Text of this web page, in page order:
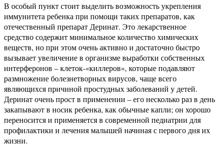
В особый пункт стоит выделить возможность укрепления
иммунитета ребенка при помощи таких препаратов, как
отечественный препарат Деринат. Это лекарственное
средство содержит минимальное количество химических
веществ, но при этом очень активно и достаточно быстро
вызывает увеличение в организме выработки собственных
интерферонов – клеток-«киллеров», которые подавляют
размножение болезнетворных вирусов, чаще всего
являющихся причиной простудных заболеваний у детей.
Деринат очень прост в применении – его несколько раз в день
закапывают в носик ребенка, как обычные капли; он хорошо
переносится и применяется в современной педиатрии для
профилактики и лечения малышей начиная с первого дня их
жизни.